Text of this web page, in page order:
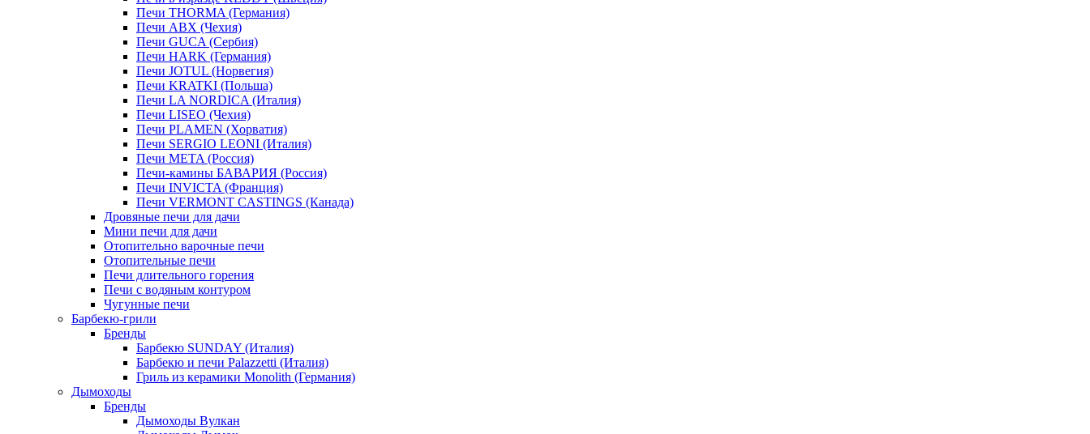
Печи THORMA (Германия)
Печи ABX (Чехия)
Печи GUCA (Сербия)
Печи HARK (Германия)
Печи JOTUL (Норвегия)
Печи KRATKI (Польша)
Печи LA NORDICA (Италия)
Печи LISEO (Чехия)
Печи PLAMEN (Хорватия)
Печи SERGIO LEONI (Италия)
Печи META (Россия)
Печи-камины БАВАРИЯ (Россия)
Печи INVICTA (Франция)
Печи VERMONT CASTINGS (Канада)
Дровяные печи для дачи
Мини печи для дачи
Отопительно варочные печи
Отопительные печи
Печи длительного горения
Печи с водяным контуром
Чугунные печи
Барбекю-грили
Бренды
Барбекю SUNDAY (Италия)
Барбекю и печи Palazzetti (Италия)
Гриль из керамики Monolith (Германия)
Дымоходы
Бренды
Дымоходы Вулкан